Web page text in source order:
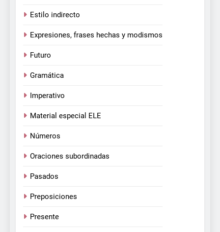
Estilo indirecto
Expresiones, frases hechas y modismos
Futuro
Gramática
Imperativo
Material especial ELE
Números
Oraciones subordinadas
Pasados
Preposiciones
Presente